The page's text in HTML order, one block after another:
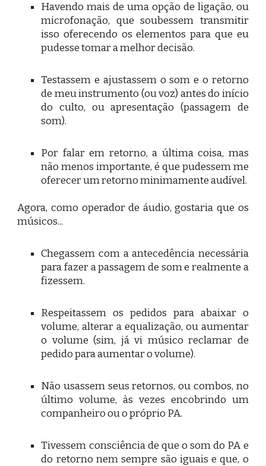
Havendo mais de uma opção de ligação, ou
microfonação, que soubessem transmitir
isso oferecendo os elementos para que eu
pudesse tomar a melhor decisão.
Testassem e ajustassem o som e o retorno
de meu instrumento (ou voz) antes do início
do culto, ou apresentação (passagem de
som).
Por falar em retorno, a última coisa, mas
não menos importante, é que pudessem me
oferecer um retorno minimamente audível.
Agora, como operador de áudio, gostaria que os
músicos...
Chegassem com a antecedência necessária
para fazer a passagem de som e realmente a
fizessem.
Respeitassem os pedidos para abaixar o
volume, alterar a equalização, ou aumentar
o volume (sim, já vi músico reclamar de
pedido para aumentar o volume).
Não usassem seus retornos, ou combos, no
último volume, às vezes encobrindo um
companheiro ou o próprio PA.
Tivessem consciência de que o som do PA e
do retorno nem sempre são iguais e que, o